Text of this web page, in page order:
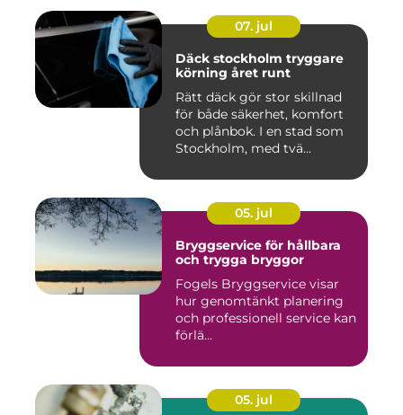
07. jul
Däck stockholm tryggare
körning året runt
Rätt däck gör stor skillnad
för både säkerhet, komfort
och plånbok. I en stad som
Stockholm, med tvä...
05. jul
Bryggservice för hållbara
och trygga bryggor
Fogels Bryggservice visar
hur genomtänkt planering
och professionell service kan
förlä...
05. jul